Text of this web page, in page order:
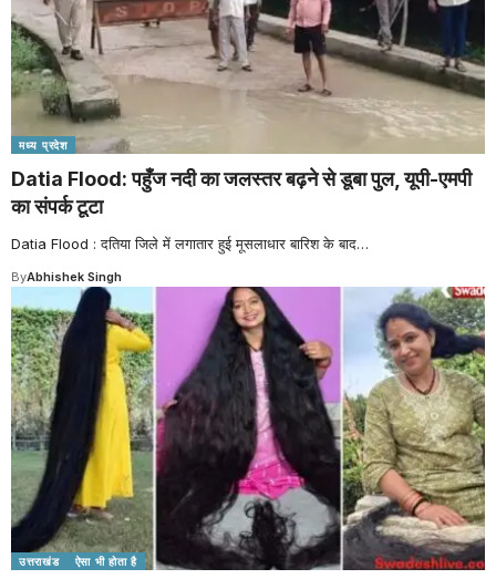
मध्य प्रदेश
Datia Flood: पहुँज नदी का जलस्तर बढ़ने से डूबा पुल, यूपी-एमपी
का संपर्क टूटा
Datia Flood : दतिया जिले में लगातार हुई मूसलाधार बारिश के बाद…
ByAbhishek Singh
उत्तराखंड ऐसा भी होता है